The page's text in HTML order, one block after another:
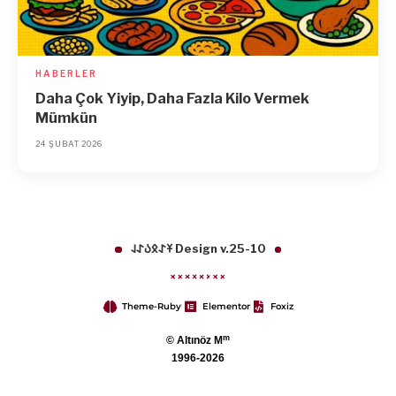
HABERLER
Daha Çok Yiyip, Daha Fazla Kilo Vermek
Mümkün
24 ŞUBAT 2026
𐱁𐰀𐰋𐰉𐰀𐰞 Design v.25-10
Theme-Ruby Elementor Foxiz
© Altınöz M m
1996-2026